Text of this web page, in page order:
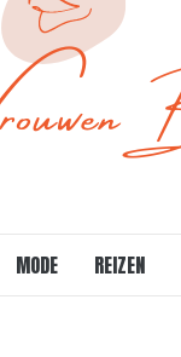
MODE REIZEN